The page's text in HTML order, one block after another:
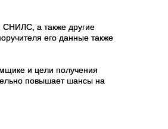
СНИЛС, а также другие
его данные также
и цели получения
повышает шансы на